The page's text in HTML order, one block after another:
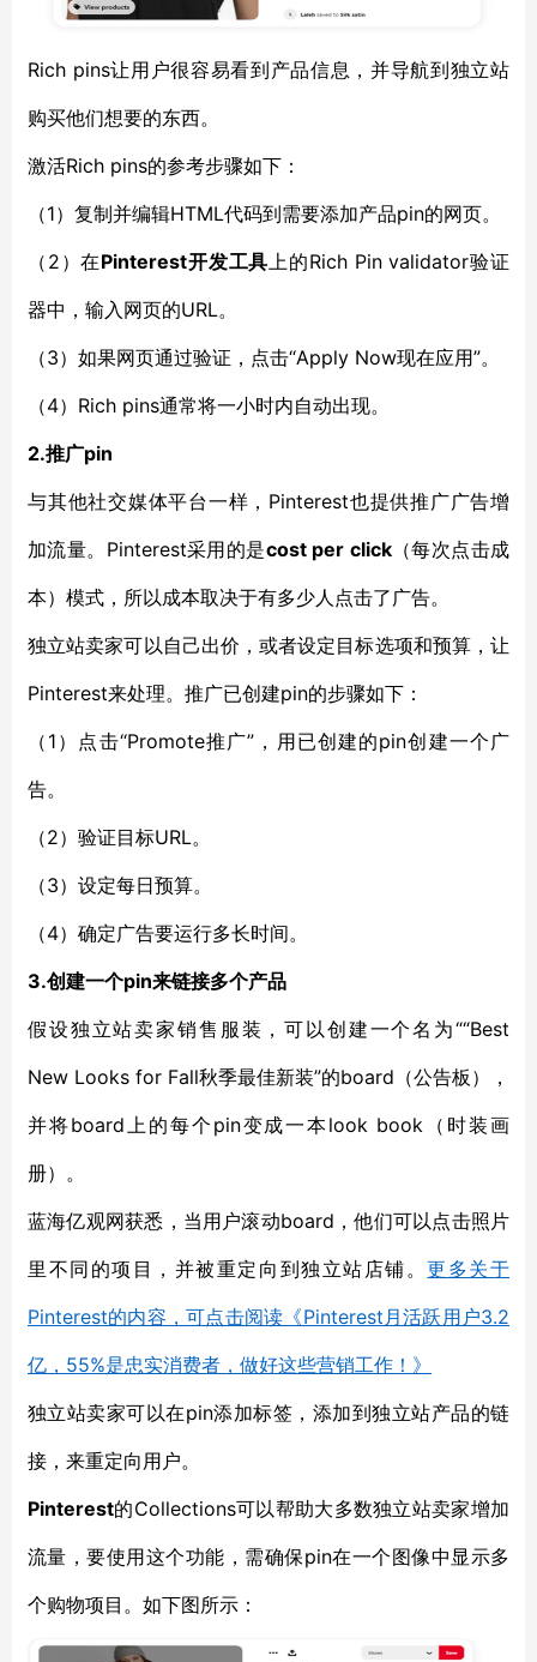
Rich pins让用户很容易看到产品信息，并导航到独立站
购买他们想要的东西。
激活Rich pins的参考步骤如下：
（1）复制并编辑HTML代码到需要添加产品pin的网页。
（2）在Pinterest开发工具上的Rich Pin validator验证
器中，输入网页的URL。
（3）如果网页通过验证，点击“Apply Now现在应用”。
（4）Rich pins通常将一小时内自动出现。
2.推广pin
与其他社交媒体平台一样，Pinterest也提供推广广告增
加流量。Pinterest采用的是cost per click（每次点击成
本）模式，所以成本取决于有多少人点击了广告。
独立站卖家可以自己出价，或者设定目标选项和预算，让
Pinterest来处理。推广已创建pin的步骤如下：
（1）点击“Promote推广”，用已创建的pin创建一个广
告。
（2）验证目标URL。
（3）设定每日预算。
（4）确定广告要运行多长时间。
3.创建一个pin来链接多个产品
假设独立站卖家销售服装，可以创建一个名为““Best
New Looks for Fall秋季最佳新装”的board （公告板），
并将board上的每个pin变成一本look book（时装画
册）。
蓝海亿观网获悉，当用户滚动board，他们可以点击照片
里不同的项目，并被重定向到独立站店铺。更多关于
Pinterest的内容，可点击阅读《Pinterest月活跃用户3.2
亿，55%是忠实消费者，做好这些营销工作！》
独立站卖家可以在pin添加标签，添加到独立站产品的链
接，来重定向用户。
Pinterest的Collections可以帮助大多数独立站卖家增加
流量，要使用这个功能，需确保pin在一个图像中显示多
个购物项目。如下图所示：